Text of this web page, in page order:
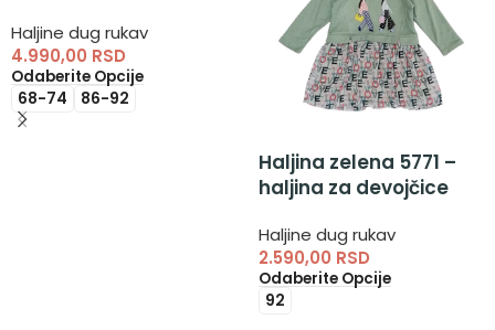
Haljine dug rukav
4.990,00 RSD
Odaberite Opcije
68-74 86-92
Haljina zelena 5771 –
haljina za devojčice
Haljine dug rukav
2.590,00 RSD
Odaberite Opcije
92